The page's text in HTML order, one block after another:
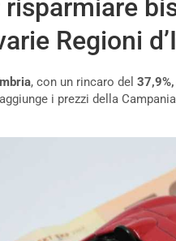
risparmiare
Regioni
, con un rincaro del
i prezzi della